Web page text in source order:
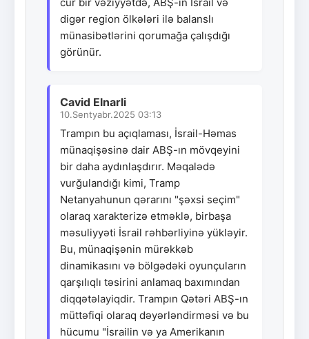
digər region ölkələri ilə balanslı
münasibətlərini qorumağa çalışdığı
görünür.
Cavid Elnarli
10.Sentyabr.2025 03:13
Trampın bu açıqlaması, İsrail-Həmas
münaqişəsinə dair ABŞ-ın mövqeyini
bir daha aydınlaşdırır. Məqalədə
vurğulandığı kimi, Tramp
Netanyahunun qərarını "şəxsi seçim"
olaraq xarakterizə etməklə, birbaşa
məsuliyyəti İsrail rəhbərliyinə yükləyir.
Bu, münaqişənin mürəkkəb
dinamikasını və bölgədəki oyunçuların
qarşılıqlı təsirini anlamaq baxımından
diqqətəlayiqdir. Trampın Qətəri ABŞ-ın
müttəfiqi olaraq dəyərləndirməsi və bu
hücumu "İsrailin və ya Amerikanın